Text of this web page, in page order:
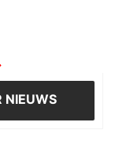
NIEUWS